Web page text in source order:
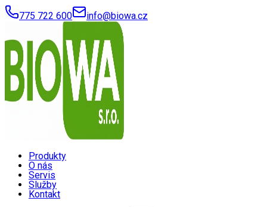
775 722 600 info@biowa.cz
Produkty
O nás
Servis
Služby
Kontakt